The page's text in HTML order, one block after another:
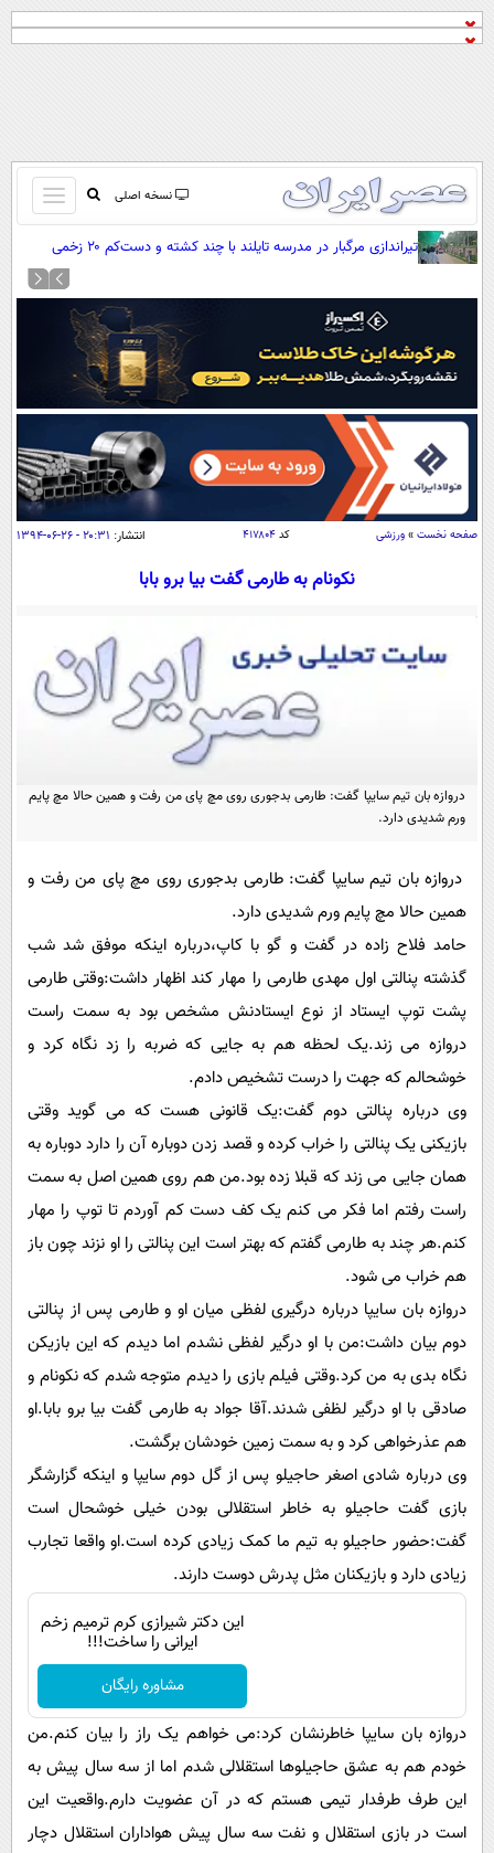
نسخه اصلی
باز
و
بسته
کردن
صفحه اول
نظرسنجی
آب و هوا
اوقات شرعی
سواد زندگی
اقتصاد
اقتصادی
جامعه
حوادث
سلامت
یک برش دانایی
بین الملل
فرهنگ و هنر
علم و دانش
علمی
گوناگون
باشگاه مغز
مجله تصویری سلاح
اقتصاد
ورزش
سیاست
فناوری
گوناگون
سلامت
فرهنگی
حیات وحش
سیاست خارجی
عصر ایران 2
خواندنی ها و دیدنی ها
داستان کوتاه
روانشناسی
آشپزی
دانلود
آموزش زبان
تیراندازی مرگبار در مدرسه تایلند با چند کشته و دست‌کم ۲۰ زخمی
صفحه نخست » ورزشی کد ۴۱۷۸۰۴ انتشار: ۲۰:۳۱ - ۲۶-۰۶-۱۳۹۴
نکونام به طارمی گفت بیا برو بابا
دروازه بان تیم سایپا گفت: طارمی بدجوری روی مچ پای من رفت و همین حالا مچ پایم
ورم شدیدی دارد.
دروازه بان تیم سایپا گفت: طارمی بدجوری روی مچ پای من رفت و
همین حالا مچ پایم ورم شدیدی دارد.
حامد فلاح زاده در گفت و گو با کاپ،درباره اینکه موفق شد شب
گذشته پنالتی اول مهدی طارمی را مهار کند اظهار داشت:وقتی طارمی
پشت توپ ایستاد از نوع ایستادنش مشخص بود به سمت راست
دروازه می زند.یک لحظه هم به جایی که ضربه را زد نگاه کرد و
خوشحالم که جهت را درست تشخیص دادم.
وی درباره پنالتی دوم گفت:یک قانونی هست که می گوید وقتی
بازیکنی یک پنالتی را خراب کرده و قصد زدن دوباره آن را دارد دوباره به
همان جایی می زند که قبلا زده بود.من هم روی همین اصل به سمت
راست رفتم اما فکر می کنم یک کف دست کم آوردم تا توپ را مهار
کنم.هر چند به طارمی گفتم که بهتر است این پنالتی را او نزند چون باز
هم خراب می شود.
دروازه بان سایپا درباره درگیری لفظی میان او و طارمی پس از پنالتی
دوم بیان داشت:من با او درگیر لفظی نشدم اما دیدم که این بازیکن
نگاه بدی به من کرد.وقتی فیلم بازی را دیدم متوجه شدم که نکونام و
صادقی با او درگیر لظفی شدند.آقا جواد به طارمی گفت بیا برو بابا.او
هم عذرخواهی کرد و به سمت زمین خودشان برگشت.
وی درباره شادی اصغر حاجیلو پس از گل دوم سایپا و اینکه گزارشگر
بازی گفت حاجیلو به خاطر استقلالی بودن خیلی خوشحال است
گفت:حضور حاجیلو به تیم ما کمک زیادی کرده است.او واقعا تجارب
زیادی دارد و بازیکنان مثل پدرش دوست دارند.
این دکتر شیرازی کرم ترمیم زخم
ایرانی را ساخت!!!
مشاوره رایگان
دروازه بان سایپا خاطرنشان کرد:می خواهم یک راز را بیان کنم.من
خودم هم به عشق حاجیلوها استقلالی شدم اما از سه سال پیش به
این طرف طرفدار تیمی هستم که در آن عضویت دارم.واقعیت این
است در بازی استقلال و نفت سه سال پیش هواداران استقلال دچار